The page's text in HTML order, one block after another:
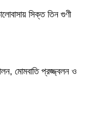
সিক্ত তিন গুণী
মোমবাতি প্রজ্জ্বলন ও